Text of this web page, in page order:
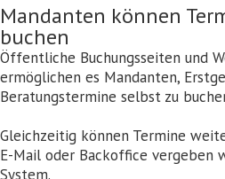
Mandanten können
buchen
Öffentliche Buchungsseiten und
ermöglichen es Mandanten,
Beratungstermine selbst zu
Gleichzeitig können Termine
E-Mail oder Backoffice vergeben
System.